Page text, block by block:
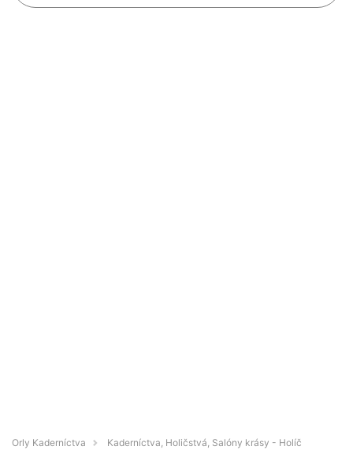
Orly Kaderníctva
Kaderníctva, Holičstvá, Salóny krásy - Holíč